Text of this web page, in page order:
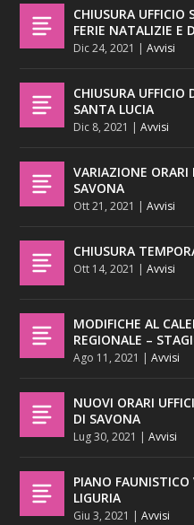
CHIUSURA UFFICIO
FERIE NATALIZIE E
Dic 24, 2021 |Avvisi
CHIUSURA UFFICIO
SANTA LUCIA
Dic 8, 2021 |Avvisi
VARIAZIONE ORARI
SAVONA
Ott 21, 2021 |Avvisi
CHIUSURA
Ott 14, 2021 |Avvisi
MODIFICHE AL
REGIONALE –
Ago 11, 2021 |Avvisi
NUOVI ORARI
DI SAVONA
Lug 30, 2021 |Avvisi
PIANO FAUNISTICO
LIGURIA
Giu 3, 2021 |Avvisi